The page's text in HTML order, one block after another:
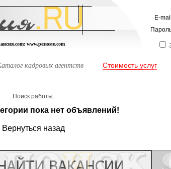
www.резюме.com
E-
кадровых агентств Стоимость услуг
Поиск работы.
пока нет объявлений!
Вернуться назад